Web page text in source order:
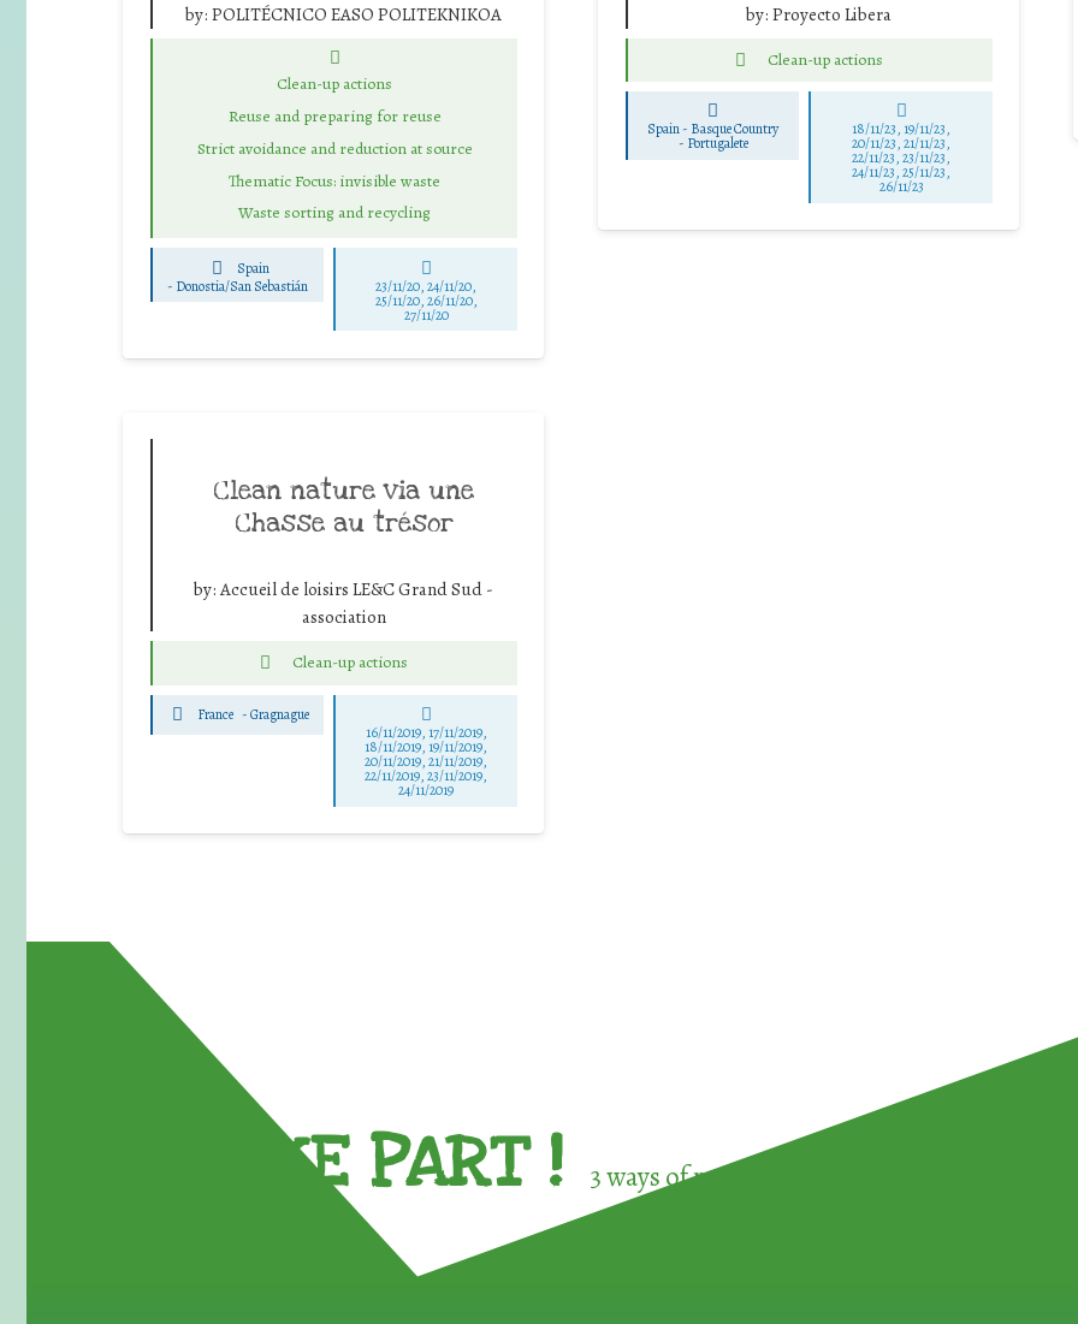
by: POLITÉCNICO EASO POLITEKNIKOA
Clean-up actions
Reuse and preparing for reuse
Strict avoidance and reduction at source
Thematic Focus: invisible waste
Waste sorting and recycling
Spain
- Donostia/San Sebastián 23/11/20, 24/11/20,
25/11/20, 26/11/20,
27/11/20
by: Proyecto Libera
Clean-up actions
Spain - Basque Country
- Portugalete
18/11/23, 19/11/23,
20/11/23, 21/11/23,
22/11/23, 23/11/23,
24/11/23, 25/11/23,
26/11/23
Clean nature via une
Chasse au trésor
by:Accueil de loisirs LE&C Grand Sud -
association
Clean-up actions
France -Gragnague
16/11/2019, 17/11/2019,
18/11/2019, 19/11/2019,
20/11/2019, 21/11/2019,
22/11/2019, 23/11/2019,
24/11/2019
TAKE PART ! 3 ways of participating in the